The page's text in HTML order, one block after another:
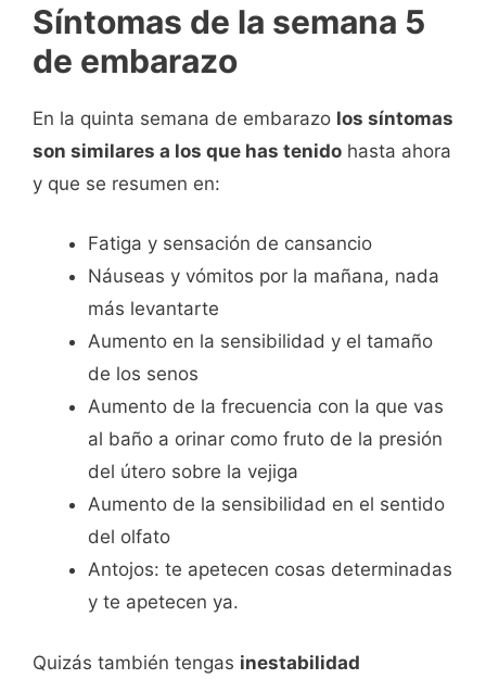
Síntomas de la semana 5
de embarazo
En la quinta semana de embarazo los síntomas
son similares a los que has tenido hasta ahora
y que se resumen en:
Fatiga y sensación de cansancio
Náuseas y vómitos por la mañana, nada
más levantarte
Aumento en la sensibilidad y el tamaño
de los senos
Aumento de la frecuencia con la que vas
al baño a orinar como fruto de la presión
del útero sobre la vejiga
Aumento de la sensibilidad en el sentido
del olfato
Antojos: te apetecen cosas determinadas
y te apetecen ya.
Quizás también tengas inestabilidad